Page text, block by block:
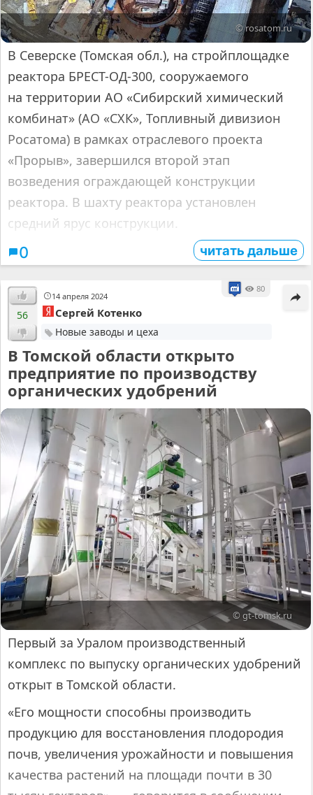
© rosatom.ru
В Северске (Томская обл.), на стройплощадке
реактора БРЕСТ-ОД-300, сооружаемого
на территории АО «Сибирский химический
комбинат» (АО «СХК», Топливный дивизион
Росатома) в рамках отраслевого проекта
«Прорыв», завершился второй этап
возведения ограждающей конструкции
реактора. В шахту реактора установлен
средний ярус конструкции.
0 читать дальше
14 апреля 2024
80
56 Сергей Котенко
Новые заводы и цеха
В Томской области открыто
предприятие по производству
органических удобрений
© gt-tomsk.ru
Первый за Уралом производственный
комплекс по выпуску органических удобрений
открыт в Томской области.
«Его мощности способны производить
продукцию для восстановления плодородия
почв, увеличения урожайности и повышения
качества растений на площади почти в 30